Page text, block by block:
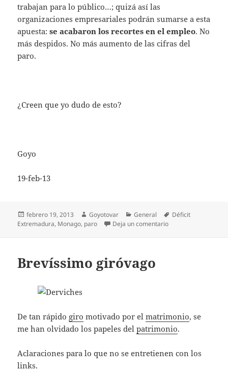
trabajan para lo público…; quizá así las
organizaciones empresariales podrán sumarse a esta
apuesta:se acabaron los recortes en el empleo. No
más despidos. No más aumento de las cifras del
paro.
¿Creen que yo dudo de esto?
Goyo
19-feb-13
Publicado
el
febrero 19, 2013 Autor
Goyotovar Categorías
General Etiquetas
Déficit
Extremadura, Monago, paro Deja un comentarioen Paro al paro
Brevíssimo giróvago
De tan rápido giro motivado por elmatrimonio, se
me han olvidado los papeles delpatrimonio.
Aclaraciones para lo que no se entretienen con los
links.